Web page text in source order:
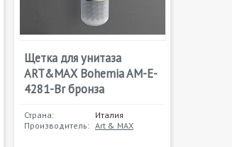
Щетка для унитаза
ART&MAX Bohemia AM-E-
4281-Br бронза
Страна:
Италия
Производитель: Art & MAX